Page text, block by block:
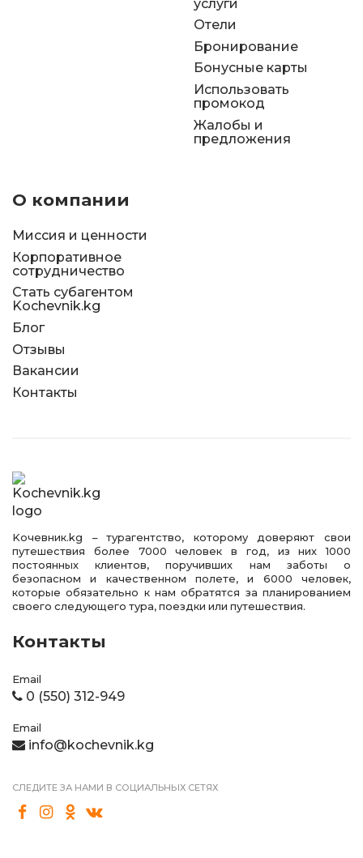
услуги
Отели
Бронирование
Бонусные карты
Использовать
промокод
Жалобы и
предложения
О компании
Миссия и ценности
Корпоративное
сотрудничество
Стать субагентом
Kochevnik.kg
Блог
Отзывы
Вакансии
Контакты
Kочевник.kg – турагентство, которому доверяют свои
путешествия более 7000 человек в год, из них 1000
постоянных клиентов, поручивших нам заботы о
безопасном и качественном полете, и 6000 человек,
которые обязательно к нам обратятся за планированием
своего следующего тура, поездки или путешествия.
Контакты
Email
0 (550) 312-949
Email
info@kochevnik.kg
СЛЕДИТЕ ЗА НАМИ В СОЦИАЛЬНЫХ СЕТЯХ